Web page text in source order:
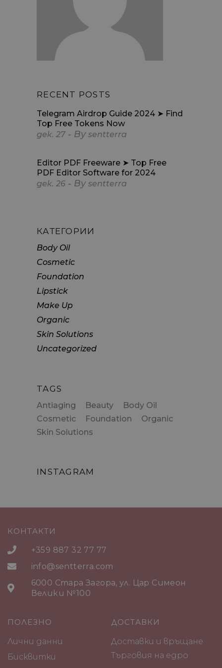
RECENT POSTS
Telegram Airdrop Guide 2024 ➤ Find
Top Free Tokens Now
дек. 27 By sentterra
Editor PDF Freeware ➤ Top Free
PDF Editor Software for 2024
дек. 26 By sentterra
КАТЕГОРИИ
Body Oil
Cosmetic
Foundation
Lipstick
Make Up
Organic
Skin Solutions
Uncategorized
TAGS
Antiaging Beauty
Body Oil
Cosmetic
Foundation
Organic
Skin Solutions
INSTAGRAM
КОНТАКТИ
+359 887 32 77 77
info@sentterra.com
6000 Стара Загора, ул. Цар Симеон
Велики №100
ПОЛЕЗНО
Лични данни
Бисквитки
ДОСТАВКИ
Доставки и връщане
Търговия на едро